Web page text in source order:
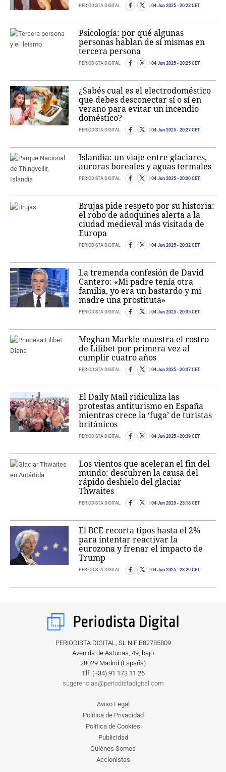
PERIODISTA DIGITAL 04 Jun 2025 - 20:23 CET
Psicología: por qué algunas
personas hablan de sí mismas en
tercera persona
PERIODISTA DIGITAL 04 Jun 2025 - 20:25 CET
¿Sabés cual es el electrodoméstico
que debes desconectar sí o sí en
verano para evitar un incendio
doméstico?
PERIODISTA DIGITAL 04 Jun 2025 - 20:27 CET
Islandia: un viaje entre glaciares,
auroras boreales y aguas termales
PERIODISTA DIGITAL 04 Jun 2025 - 20:30 CET
Brujas pide respeto por su historia:
el robo de adoquines alerta a la
ciudad medieval más visitada de
Europa
PERIODISTA DIGITAL 04 Jun 2025 - 20:32 CET
La tremenda confesión de David
Cantero: «Mi padre tenía otra
familia, yo era un bastardo y mi
madre una prostituta»
PERIODISTA DIGITAL 04 Jun 2025 - 20:35 CET
Meghan Markle muestra el rostro
de Lilibet por primera vez al
cumplir cuatro años
PERIODISTA DIGITAL 04 Jun 2025 - 20:37 CET
El Daily Mail ridiculiza las
protestas antiturismo en España
mientras crece la ‘fuga’ de turistas
británicos
PERIODISTA DIGITAL 04 Jun 2025 - 20:39 CET
Los vientos que aceleran el fin del
mundo: descubren la causa del
rápido deshielo del glaciar
Thwaites
PERIODISTA DIGITAL 04 Jun 2025 - 23:18 CET
El BCE recorta tipos hasta el 2%
para intentar reactivar la
eurozona y frenar el impacto de
Trump
PERIODISTA DIGITAL 04 Jun 2025 - 23:29 CET
PERIODISTA DIGITAL, SL NIF B82785809
Avenida de Asturias, 49, bajo
28029 Madrid (España)
Tlf. (+34) ‎91 173 11 26
sugerencias@periodistadigital.com
Aviso Legal
Política de Privacidad
Política de Cookies
Publicidad
Quiénes Somos
Accionistas